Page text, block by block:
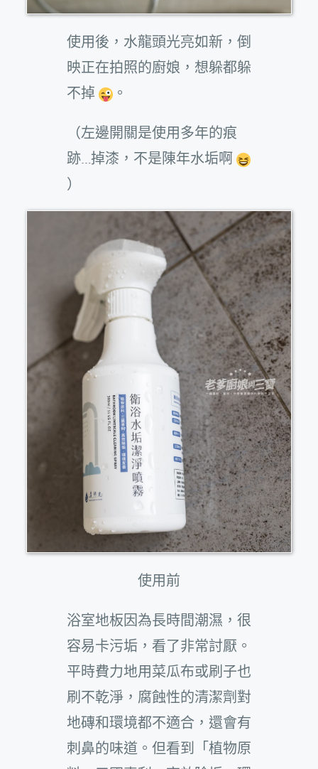
使用後，水龍頭光亮如新，倒
映正在拍照的廚娘，想躲都躲
不掉
。
（左邊開關是使用多年的痕
跡…掉漆，不是陳年水垢啊
）
使用前
浴室地板因為長時間潮濕，很
容易卡污垢，看了非常討厭。
平時費力地用菜瓜布或刷子也
刷不乾淨，腐蝕性的清潔劑對
地磚和環境都不適合，還會有
刺鼻的味道。但看到「植物原